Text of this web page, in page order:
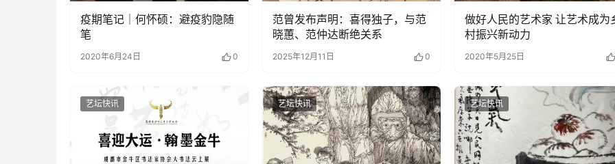
疫期笔记｜何怀硕：避疫豹隐随
笔
2020年6月24日 0
范曾发布声明：喜得独子，与范
晓蕙、范仲达断绝关系
2025年12月11日 0
做好人民的艺术家 让艺术成为
村振兴新动力
2020年5月25日
艺坛快讯 艺坛快讯 艺坛快讯